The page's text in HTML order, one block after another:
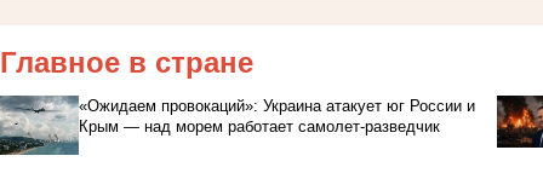
Главное в стране
«Ожидаем провокаций»: Украина атакует юг России и
Крым — над морем работает самолет-разведчик